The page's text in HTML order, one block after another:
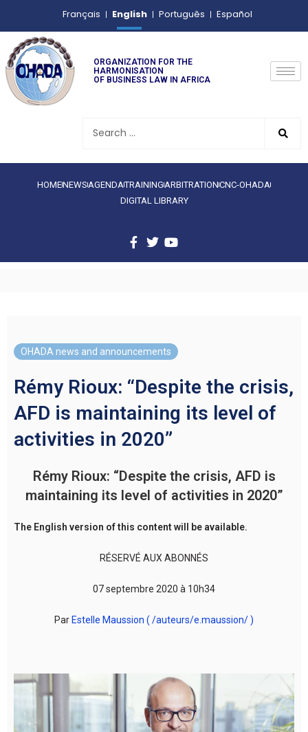
Français English Português Español
ORGANIZATION FOR THE
HARMONISATION
OF BUSINESS LAW IN AFRICA
HOMENEWS AGENDATRAINING ARBITRATIONCNC-OHADA
DIGITAL LIBRARY
OHADA news and announcements
Rémy Rioux: “Despite the crisis,
AFD is maintaining its level of
activities in 2020”
Rémy Rioux: “Despite the crisis, AFD is
maintaining its level of activities in 2020”
The English version of this content will be available.
RÉSERVÉ AUX ABONNÉS
07 septembre 2020 à 10h34
Par Estelle Maussion ( /auteurs/e.maussion/ )